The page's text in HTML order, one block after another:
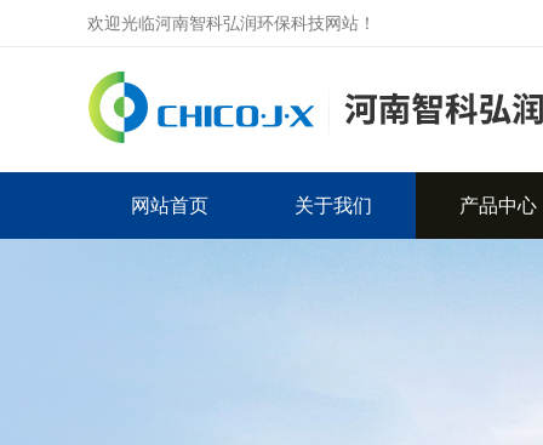
欢迎光临河南智科弘润环保科技网站！
网站首页 关于我们 产品中心